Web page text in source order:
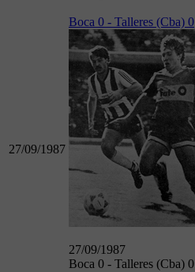
27/09/1987
Boca 0 - Talleres (Cba) 0
27/09/1987
Boca 0 - Talleres (Cba) 0